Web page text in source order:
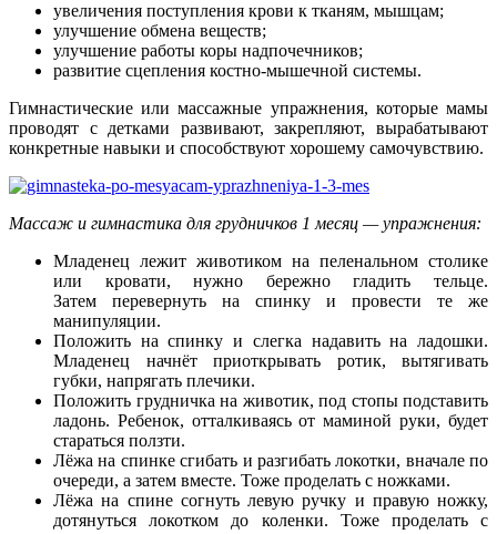
увеличения поступления крови к тканям, мышцам;
улучшение обмена веществ;
улучшение работы коры надпочечников;
развитие сцепления костно-мышечной системы.
Гимнастические или массажные упражнения, которые мамы
проводят с детками развивают, закрепляют, вырабатывают
конкретные навыки и способствуют хорошему самочувствию.
Массаж и гимнастика для грудничков 1 месяц — упражнения:
Младенец лежит животиком на пеленальном столике
или кровати, нужно бережно гладить тельце.
Затем перевернуть на спинку и провести те же
манипуляции.
Положить на спинку и слегка надавить на ладошки.
Младенец начнёт приоткрывать ротик, вытягивать
губки, напрягать плечики.
Положить грудничка на животик, под стопы подставить
ладонь. Ребенок, отталкиваясь от маминой руки, будет
стараться ползти.
Лёжа на спинке сгибать и разгибать локотки, вначале по
очереди, а затем вместе. Тоже проделать с ножками.
Лёжа на спине согнуть левую ручку и правую ножку,
дотянуться локотком до коленки. Тоже проделать с